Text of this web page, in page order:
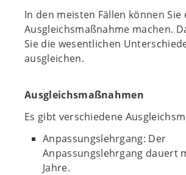
In den meisten Fällen können Sie
Ausgleichsmaßnahme machen.
Sie die wesentlichen
ausgleichen.
Ausgleichsmaßnahmen
Es gibt verschiedene
Anpassungslehrgang: Der
Anpassungslehrgang dauert
Jahre.